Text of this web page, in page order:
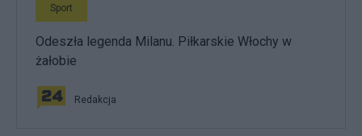
Sport
Odeszła legenda Milanu. Piłkarskie Włochy w
żałobie
Redakcja